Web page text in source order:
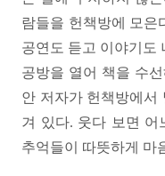
람들을 헌책방에 모은
공연도 듣고 이야기도
공방을 열어 책을 수
안 저자가 헌책방에서
겨 있다. 웃다 보면 어
추억들이 따뜻하게 마